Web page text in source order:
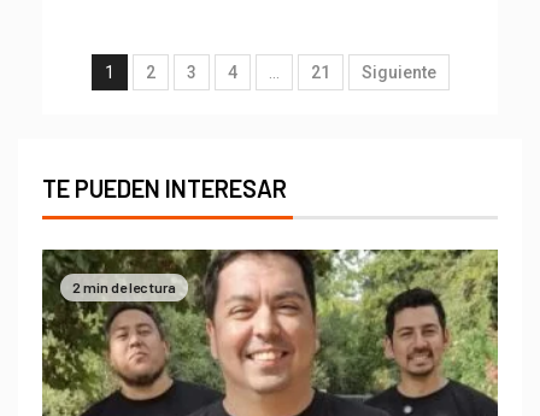
1 2 3 4 … 21 Siguiente
TE PUEDEN INTERESAR
2 min de lectura